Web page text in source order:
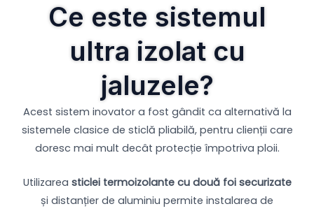
Ce este sistemul
ultra izolat cu
jaluzele?
Acest sistem inovator a fost gândit ca alternativă la
sistemele clasice de sticlă pliabilă, pentru clienții care
doresc mai mult decât protecție împotriva ploii.
Utilizarea sticlei termoizolante cu două foi securizate
și distanțier de aluminiu permite instalarea de